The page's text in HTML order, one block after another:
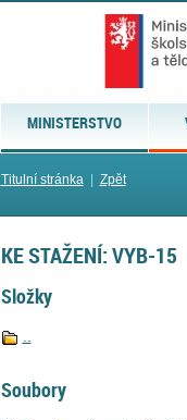
MINISTERSTVO
Titulní stránka| Zpět
KE STAŽENÍ: VYB-15
Složky
..
Soubory